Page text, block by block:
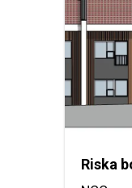
Riska